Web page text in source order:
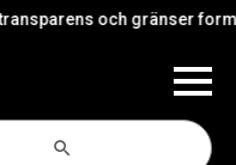
och gränser formar